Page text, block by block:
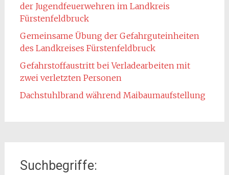
der Jugendfeuerwehren im Landkreis
Fürstenfeldbruck
Gemeinsame Übung der Gefahrguteinheiten
des Landkreises Fürstenfeldbruck
Gefahrstoffaustritt bei Verladearbeiten mit
zwei verletzten Personen
Dachstuhlbrand während Maibaumaufstellung
Suchbegriffe: